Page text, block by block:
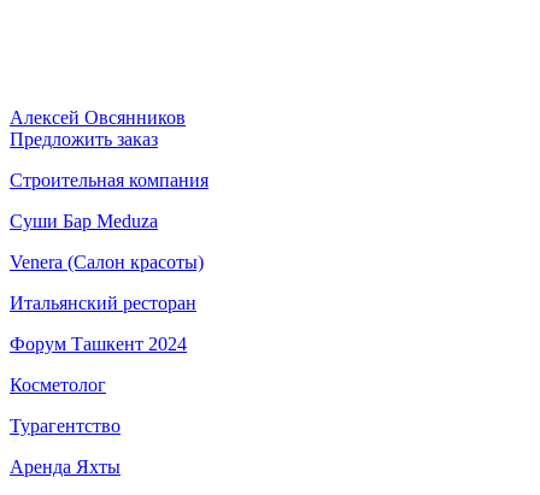
Алексей Овсянников
Предложить заказ
Строительная компания
Суши Бар Meduza
Venera (Салон красоты)
Итальянский ресторан
Форум Ташкент 2024
Косметолог
Турагентство
Аренда Яхты